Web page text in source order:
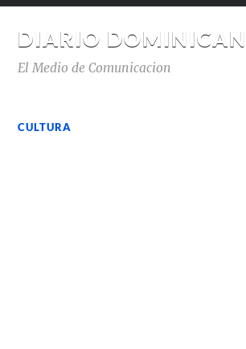
DIARIO
El Medio de Comunicacion
CULTURA